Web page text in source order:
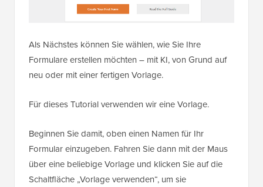
Als Nächstes können Sie wählen, wie Sie Ihre
Formulare erstellen möchten – mit KI, von Grund auf
neu oder mit einer fertigen Vorlage.
Für dieses Tutorial verwenden wir eine Vorlage.
Beginnen Sie damit, oben einen Namen für Ihr
Formular einzugeben. Fahren Sie dann mit der Maus
über eine beliebige Vorlage und klicken Sie auf die
Schaltfläche „Vorlage verwenden“, um sie